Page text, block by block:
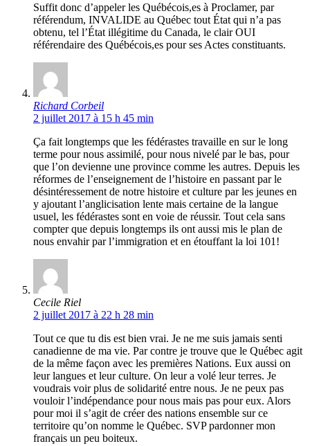
Suffit donc d’appeler les Québécois,es à Proclamer, par
référendum, INVALIDE au Québec tout État qui n’a pas
obtenu, tel l’État illégitime du Canada, le clair OUI
référendaire des Québécois,es pour ses Actes constituants.
Richard Corbeil
2 juillet 2017 à 15 h 45 min
Ça fait longtemps que les fédérastes travaille en sur le long
terme pour nous assimilé, pour nous nivelé par le bas, pour
que l’on devienne une province comme les autres. Depuis les
réformes de l’enseignement de l’histoire en passant par le
désintéressement de notre histoire et culture par les jeunes en
y ajoutant l’anglicisation lente mais certaine de la langue
usuel, les fédérastes sont en voie de réussir. Tout cela sans
compter que depuis longtemps ils ont aussi mis le plan de
nous envahir par l’immigration et en étouffant la loi 101!
Cecile Riel
2 juillet 2017 à 22 h 28 min
Tout ce que tu dis est bien vrai. Je ne me suis jamais senti
canadienne de ma vie. Par contre je trouve que le Québec agit
de la même façon avec les premières Nations. Eux aussi on
leur langues et leur culture. On leur a volé leur terres. Je
voudrais voir plus de solidarité entre nous. Je ne peux pas
vouloir l’indépendance pour nous mais pas pour eux. Alors
pour moi il s’agit de créer des nations ensemble sur ce
territoire qu’on nomme le Québec. SVP pardonner mon
français un peu boiteux.